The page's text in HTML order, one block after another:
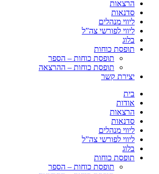
הרצאות
סדנאות
ליווי מנהלים
ליווי לפורשי צה”ל
בלוג
תופסת כוחות
תופסת כוחות – הספר
תופסת כוחות – ההרצאה
יצירת קשר
בית
אודות
הרצאות
סדנאות
ליווי מנהלים
ליווי לפורשי צה”ל
בלוג
תופסת כוחות
תופסת כוחות – הספר